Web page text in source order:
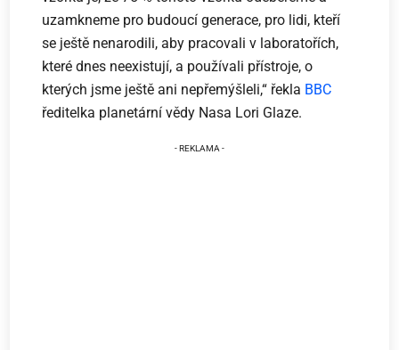
uzamkneme pro budoucí generace, pro lidi, kteří
se ještě nenarodili, aby pracovali v laboratořích,
které dnes neexistují, a používali přístroje, o
kterých jsme ještě ani nepřemýšleli,“ řekla BBC
ředitelka planetární vědy Nasa Lori Glaze.